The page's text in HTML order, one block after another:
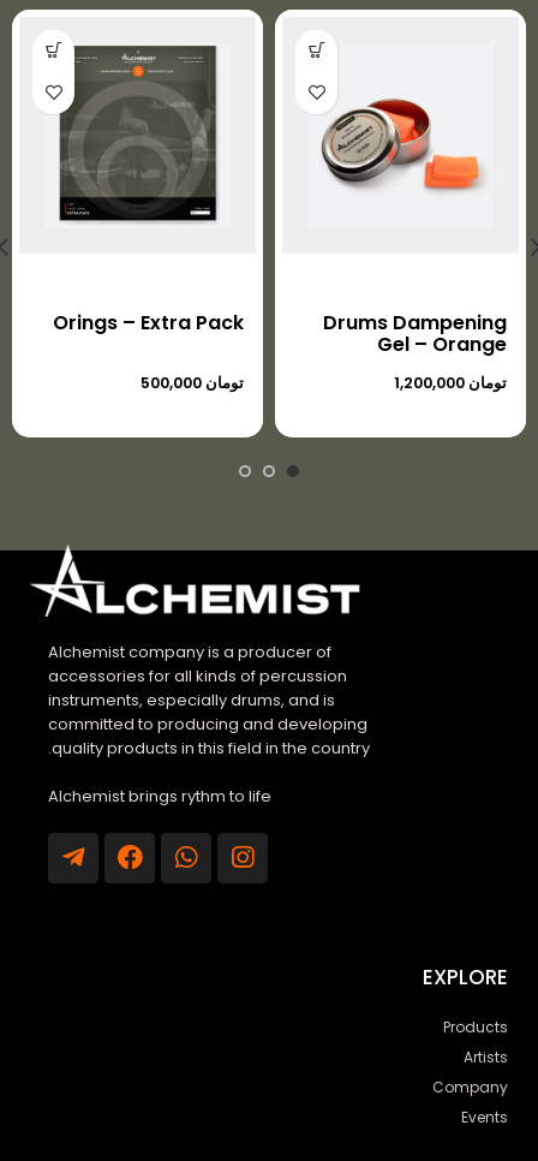
Drums Dampening
Gel – Orange
تومان
Orings – Extra Pack
تومان
Alchemist company is a producer of
accessories for all kinds of percussion
instruments, especially drums, and is
committed to producing and developing
quality products in this field in the country.
Alchemist brings rythm to life
EXPLORE
Products
Artists
Company
Events